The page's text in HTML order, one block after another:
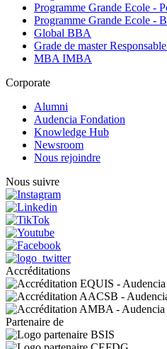
Programme Grande Ecole -
Programme Grande Ecole -
Global BBA
Grade de master
MBA IMBA
Corporate
Alumni
Audencia Fondation
Knowledge Hub
Newsroom
Nous rejoindre
Nous suivre
Accréditations
Partenaire de